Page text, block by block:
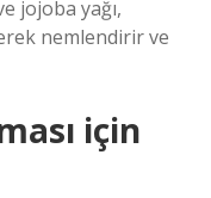
jojoba yağı,
nemlendirir ve
için